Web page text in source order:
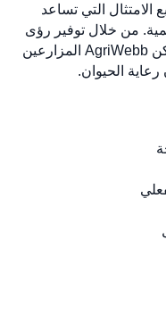
الامتثال التي تساعد
من خلال توفير رؤى
حول أنماط الرعي وصحة الماشية، تمكن AgriWebb المزارعين
الحيوان.